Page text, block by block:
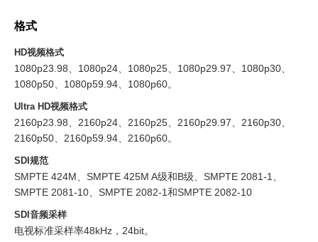
格式
HD视频格式
1080p23.98、1080p24、1080p25、1080p29.97、1080p30、
1080p50、1080p59.94、1080p60。
Ultra HD视频格式
2160p23.98、2160p24、2160p25、2160p29.97、2160p30、
2160p50、2160p59.94、2160p60。
SDI规范
SMPTE 424M、SMPTE 425M A级和B级、SMPTE 2081‑1、
SMPTE 2081‑10、SMPTE 2082‑1和SMPTE 2082‑10
SDI音频采样
电视标准采样率48kHz，24bit。